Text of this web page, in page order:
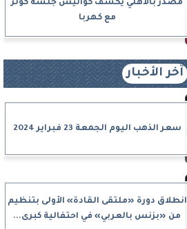
مصدر بالاهلي يكشف كواليس جلسة كولر
مع كهربا
آخر الأخبار
سعر الذهب اليوم الجمعة 23 فبراير 2024
انطلاق دورة «ملتقى القادة» الأولى بتنظيم
من «بزنس بالعربي» في احتفالية كبرى...